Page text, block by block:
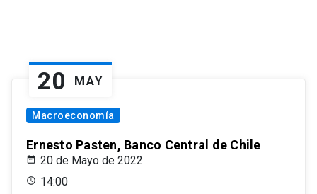
20 MAY
Macroeconomía
Ernesto Pasten, Banco Central de Chile
20 de Mayo de 2022
14:00